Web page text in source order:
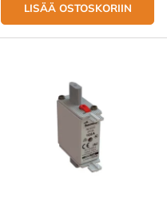
LISÄÄ OSTOSKORIIN